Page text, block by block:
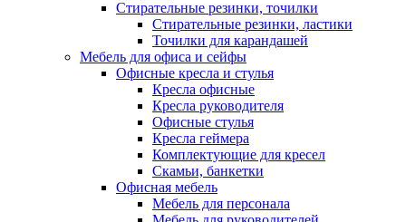
Стирательные резинки, точилки
Стирательные резинки, ластики
Точилки для карандашей
Мебель для офиса и сейфы
Офисные кресла и стулья
Кресла офисные
Кресла руководителя
Офисные стулья
Кресла геймера
Комплектующие для кресел
Скамьи, банкетки
Офисная мебель
Мебель для персонала